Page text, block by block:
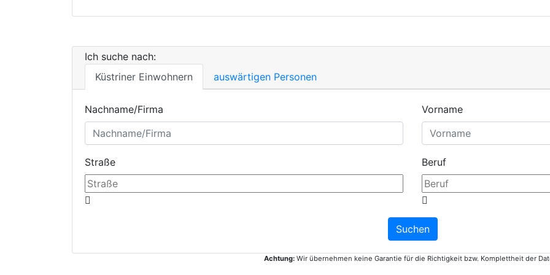
Ich suche nach:
Küstriner Einwohnern
auswärtigen Personen
Nachname/Firma Vorname
Straße Beruf
Achtung:Wir übernehmen keine Garantie für die Richtigkeit bzw. Komplettheit der